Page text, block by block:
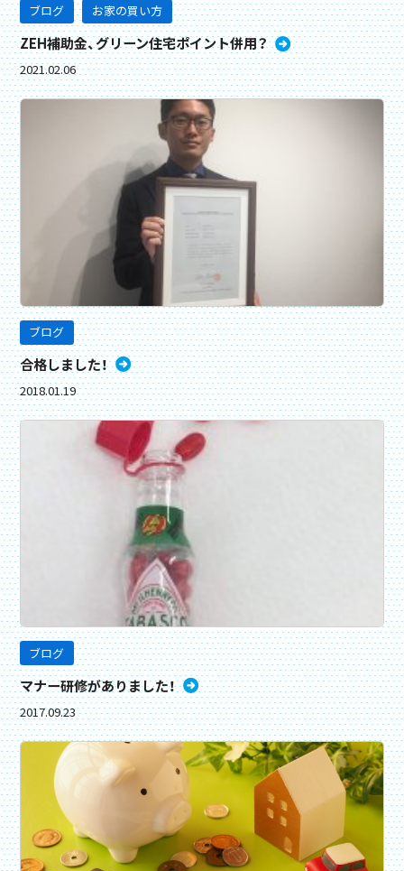
ブログ お家の買い方
ZEH補助金、グリーン住宅ポイント併用？
2021.02.06
ブログ
合格しました！
2018.01.19
ブログ
マナー研修がありました！
2017.09.23